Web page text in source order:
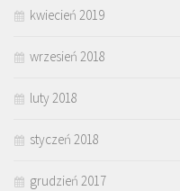
kwiecień 2019
wrzesień 2018
luty 2018
styczeń 2018
grudzień 2017